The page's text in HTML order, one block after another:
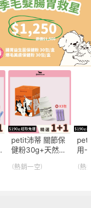
petit沛蒂 關節保
健粉30g+天然海
盒 活力骨關雙護
(熱銷一空)
用-
消
(熱